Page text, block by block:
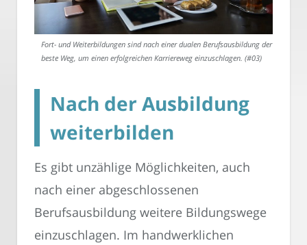
Fort- und Weiterbildungen sind nach einer dualen Berufsausbildung der
beste Weg, um einen erfolgreichen Karriereweg einzuschlagen. (#03)
Nach der Ausbildung
weiterbilden
Es gibt unzählige Möglichkeiten, auch
nach einer abgeschlossenen
Berufsausbildung weitere Bildungswege
einzuschlagen. Im handwerklichen